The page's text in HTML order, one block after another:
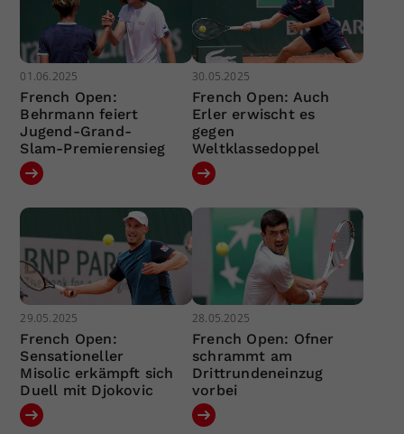
01.06.2025
French Open:
Behrmann feiert
Jugend-Grand-
Slam-Premierensieg
30.05.2025
French Open: Auch
Erler erwischt es
gegen
Weltklassedoppel
29.05.2025
French Open:
Sensationeller
Misolic erkämpft sich
Duell mit Djokovic
28.05.2025
French Open: Ofner
schrammt am
Drittrundeneinzug
vorbei